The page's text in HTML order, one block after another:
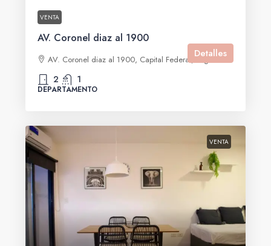
VENTA
AV. Coronel diaz al 1900
AV. Coronel diaz al 1900, Capital Federal, Argentina
2 1
DEPARTAMENTO
Detalles
VENTA